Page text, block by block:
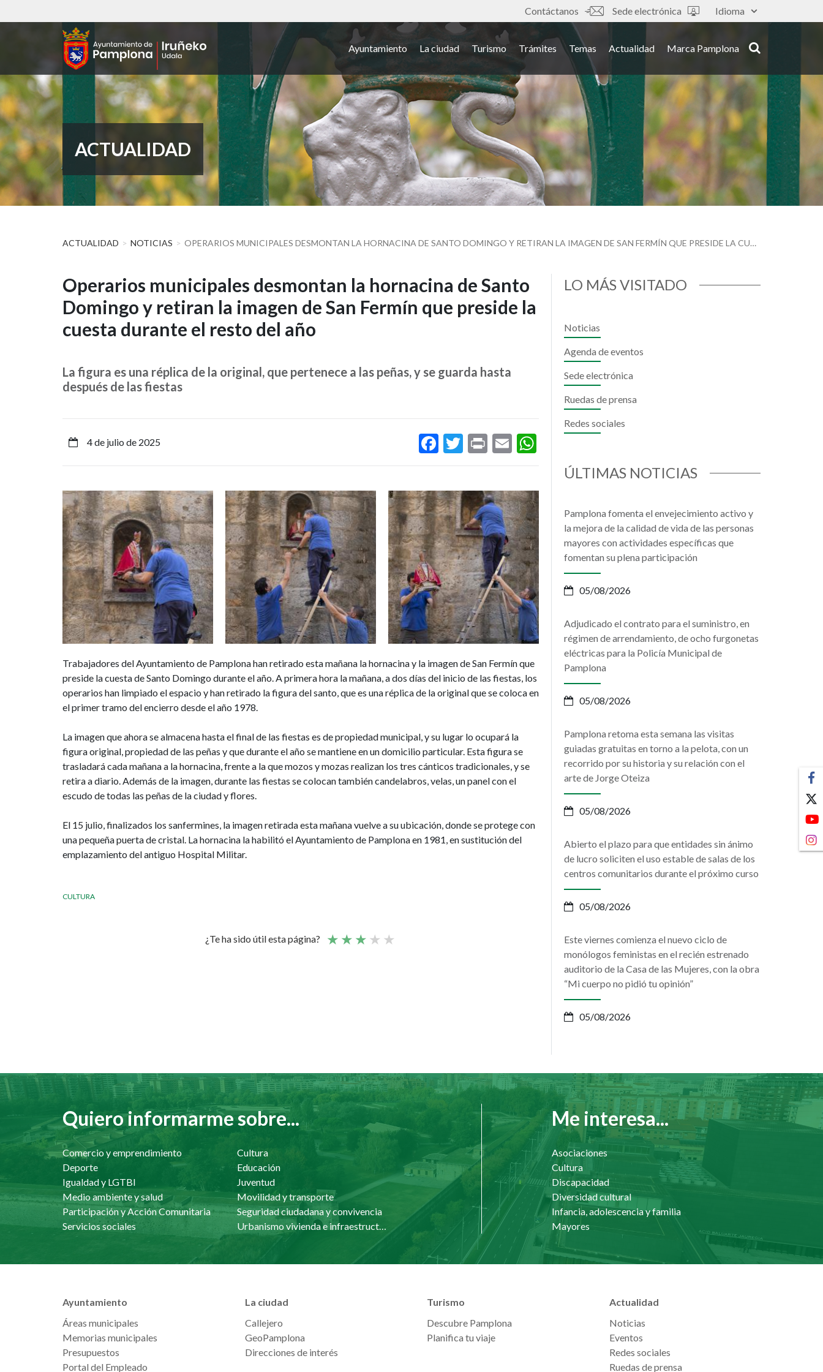
al
Idioma
Tools
Contáctanos Sede electrónica
Ayuntamiento La ciudad Turismo Trámites Temas Actualidad Marca Pamplona
ACTUALIDAD
ACTUALIDAD NOTICIAS OPERARIOS MUNICIPALES DESMONTAN LA HORNACINA DE SANTO DOMINGO Y RETIRAN LA IMAGEN DE SAN FERMÍN QUE PRESIDE LA CUESTA DURANTE EL RESTO DEL AÑO
Operarios
municipales
desmontan
la
hornacina
Santo
y
retiran
la
imagen
de
San
Fermín
que
preside
la
cuesta
durante
resto
del
año
Operarios municipales desmontan la hornacina de Santo
Domingo y retiran la imagen de San Fermín que preside la
cuesta durante el resto del año
La figura es una réplica de la original, que pertenece a las peñas, y se guarda hasta
después de las fiestas
4 de julio de 2025 Facebook
Twitter
PrintEmailWhatsApp
Imagen Imagen Imagen
Trabajadores del Ayuntamiento de Pamplona han retirado esta mañana la hornacina y la imagen de San Fermín que
preside la cuesta de Santo Domingo durante el año. A primera hora la mañana, a dos días del inicio de las fiestas, los
operarios han limpiado el espacio y han retirado la figura del santo, que es una réplica de la original que se coloca en
el primer tramo del encierro desde el año 1978.
La imagen que ahora se almacena hasta el final de las fiestas es de propiedad municipal, y su lugar lo ocupará la
figura original, propiedad de las peñas y que durante el año se mantiene en un domicilio particular. Esta figura se
trasladará cada mañana a la hornacina, frente a la que mozos y mozas realizan los tres cánticos tradicionales, y se
retira a diario. Además de la imagen, durante las fiestas se colocan también candelabros, velas, un panel con el
escudo de todas las peñas de la ciudad y flores.
El 15 julio, finalizados los sanfermines, la imagen retirada esta mañana vuelve a su ubicación, donde se protege con
una pequeña puerta de cristal. La hornacina la habilitó el Ayuntamiento de Pamplona en 1981, en sustitución del
emplazamiento del antiguo Hospital Militar.
CULTURA
¿Te ha sido útil esta página?
LO MÁS VISITADO
Noticias
Agenda de eventos
Sede electrónica
Ruedas de prensa
Redes sociales
ÚLTIMAS NOTICIAS
Pamplona fomenta el envejecimiento activo y
la mejora de la calidad de vida de las personas
mayores con actividades específicas que
fomentan su plena participación
05/08/2026
Adjudicado el contrato para el suministro, en
régimen de arrendamiento, de ocho furgonetas
eléctricas para la Policía Municipal de
Pamplona
05/08/2026
Pamplona retoma esta semana las visitas
guiadas gratuitas en torno a la pelota, con un
recorrido por su historia y su relación con el
arte de Jorge Oteiza
05/08/2026
Abierto el plazo para que entidades sin ánimo
de lucro soliciten el uso estable de salas de los
centros comunitarios durante el próximo curso
05/08/2026
Este viernes comienza el nuevo ciclo de
monólogos feministas en el recién estrenado
auditorio de la Casa de las Mujeres, con la obra
“Mi cuerpo no pidió tu opinión”
05/08/2026
Quiero informarme sobre...
Comercio y emprendimiento
Cultura
Deporte
Educación
Igualdad y LGTBI
Juventud
Medio ambiente y salud
Movilidad y transporte
Participación y Acción Comunitaria
Seguridad ciudadana y convivencia
Servicios sociales
Urbanismo vivienda e infraestructuras
Me interesa...
Asociaciones
Cultura
Discapacidad
Diversidad cultural
Infancia, adolescencia y familia
Mayores
Ayuntamiento
Áreas municipales
Memorias municipales
Presupuestos
Portal del Empleado
La ciudad
Callejero
GeoPamplona
Direcciones de interés
Turismo
Descubre Pamplona
Planifica tu viaje
Actualidad
Noticias
Eventos
Redes sociales
Ruedas de prensa